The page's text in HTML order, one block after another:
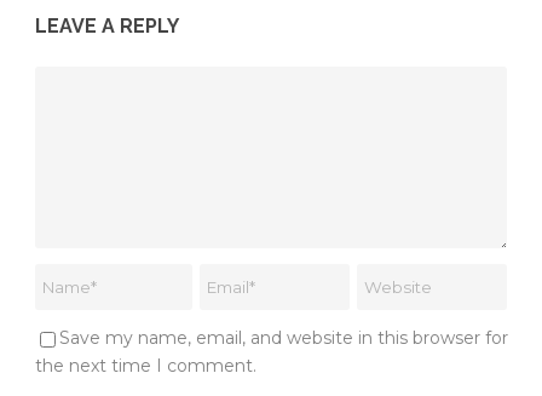
LEAVE A REPLY
Save my name, email, and website in this browser for
the next time I comment.